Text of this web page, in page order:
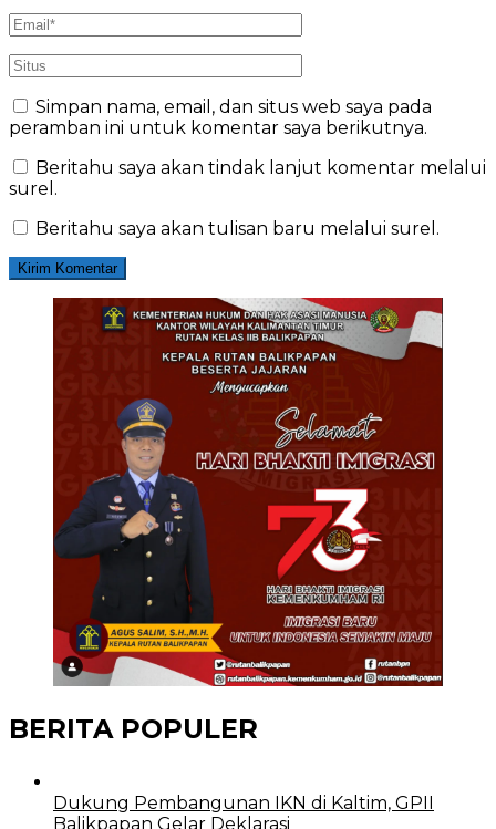
Simpan nama, email, dan situs web saya pada
peramban ini untuk komentar saya berikutnya.
Beritahu saya akan tindak lanjut komentar melalui
surel.
Beritahu saya akan tulisan baru melalui surel.
BERITA POPULER
Dukung Pembangunan IKN di Kaltim, GPII
Balikpapan Gelar Deklarasi